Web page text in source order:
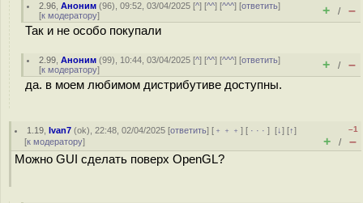
2.96 ,Аноним (96), 09:52, 03/04/2025 [^] [^^] [^^^] [ответить]
[к модератору] + / –
Так и не особо покупали
2.99 ,Аноним (99), 10:44, 03/04/2025 [^] [^^] [^^^] [ответить]
[к модератору] + / –
да. в моем любимом дистрибутиве доступны.
1.19 ,Ivan7 (ok), 22:48, 02/04/2025 [ответить] [ ﹢﹢﹢] [ · · ·][↓] [↑]
[к модератору]
–1
+ / –
Можно GUI сделать поверх OpenGL?